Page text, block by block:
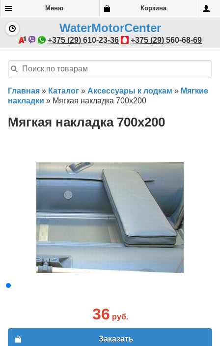
Меню Корзина
WaterMotorCenter
+375 (29) 610-23-36 +375 (29) 560-68-69
Главная » Каталог » Аксессуары к лодкам » Мягкие
накладки » Мягкая накладка 700х200
Мягкая накладка 700х200
36 руб.
Заказать